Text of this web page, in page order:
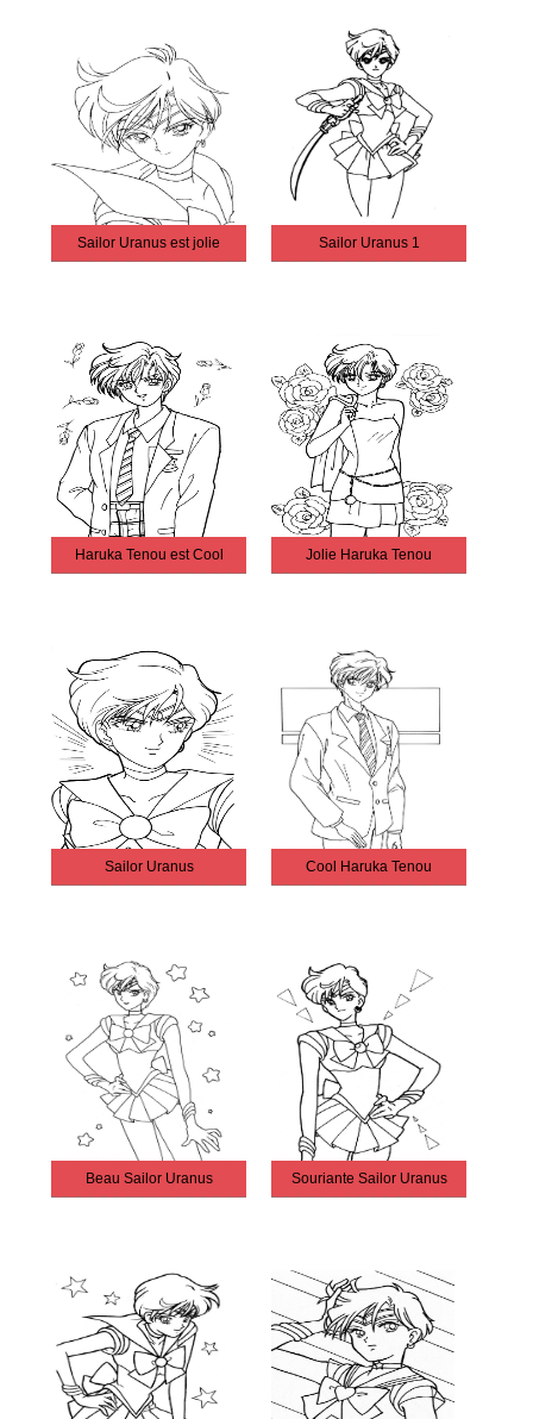
Sailor Uranus est jolie Sailor Uranus 1
Haruka Tenou est Cool Jolie Haruka Tenou
Sailor Uranus Cool Haruka Tenou
Beau Sailor Uranus Souriante Sailor Uranus